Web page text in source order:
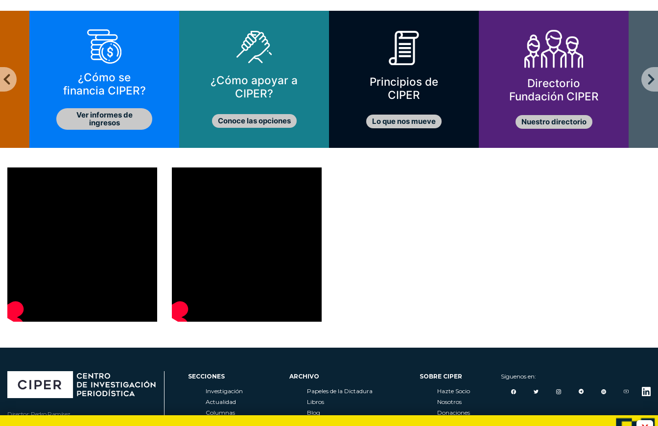
¿Cómo se
financia CIPER?
Ver informes de
ingresos
¿Cómo apoyar a
CIPER?
Conoce las opciones
Principios de
CIPER
Lo que nos mueve
Directorio
Fundación CIPER
Nuestro directorio
Director: Pedro Ramírez
SECCIONES
Investigación
Actualidad
Columnas
ARCHIVO
Papeles de la Dictadura
Libros
Blog
SOBRE CIPER
Hazte Socio
Nosotros
Donaciones
Síguenos en: